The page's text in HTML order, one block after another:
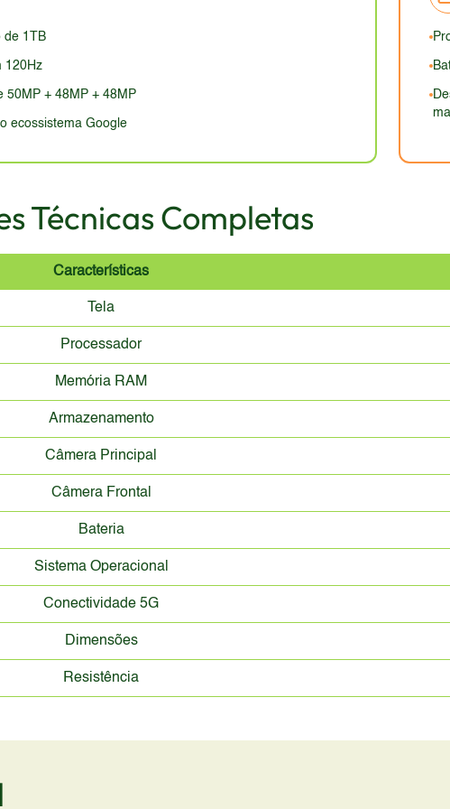
os padrões atuais. O apelo visual do design pode ser subjetivo,
de 1TB
120Hz
50MP + 48MP + 48MP
ecossistema Google
Técnicas Completas
Características
Tela
Processador
Memória RAM
Armazenamento
Câmera Principal
Câmera Frontal
Bateria
Sistema Operacional
Conectividade 5G
Dimensões
Resistência